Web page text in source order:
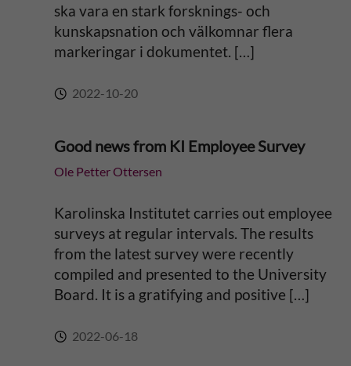
ska vara en stark forsknings- och
kunskapsnation och välkomnar flera
markeringar i dokumentet. […]
2022-10-20
Good news from KI Employee Survey
Ole Petter Ottersen
Karolinska Institutet carries out employee
surveys at regular intervals. The results
from the latest survey were recently
compiled and presented to the University
Board. It is a gratifying and positive […]
2022-06-18